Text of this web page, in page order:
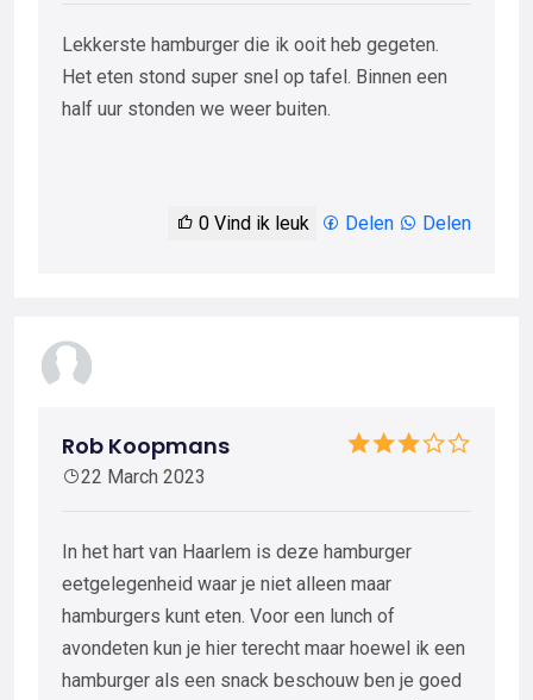
Lekkerste hamburger die ik ooit heb gegeten.
Het eten stond super snel op tafel. Binnen een
half uur stonden we weer buiten.
0 Vind ik leuk Delen Delen
Rob Koopmans
22 March 2023
In het hart van Haarlem is deze hamburger
eetgelegenheid waar je niet alleen maar
hamburgers kunt eten. Voor een lunch of
avondeten kun je hier terecht maar hoewel ik een
hamburger als een snack beschouw ben je goed